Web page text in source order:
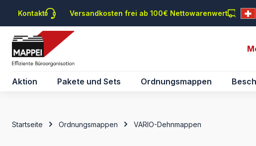
Hauptinhalt springen
Zur Suche springen
Zur Hauptnavigation springen
Kontakt Versandkosten frei ab 100€ Nettowarenwert
Aktion Pakete und Sets Ordnungsmappen
Startseite Ordnungsmappen VARIO-Dehnmappen